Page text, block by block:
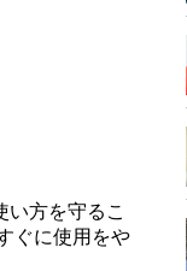
い方を守るこ
ぐに使用をや